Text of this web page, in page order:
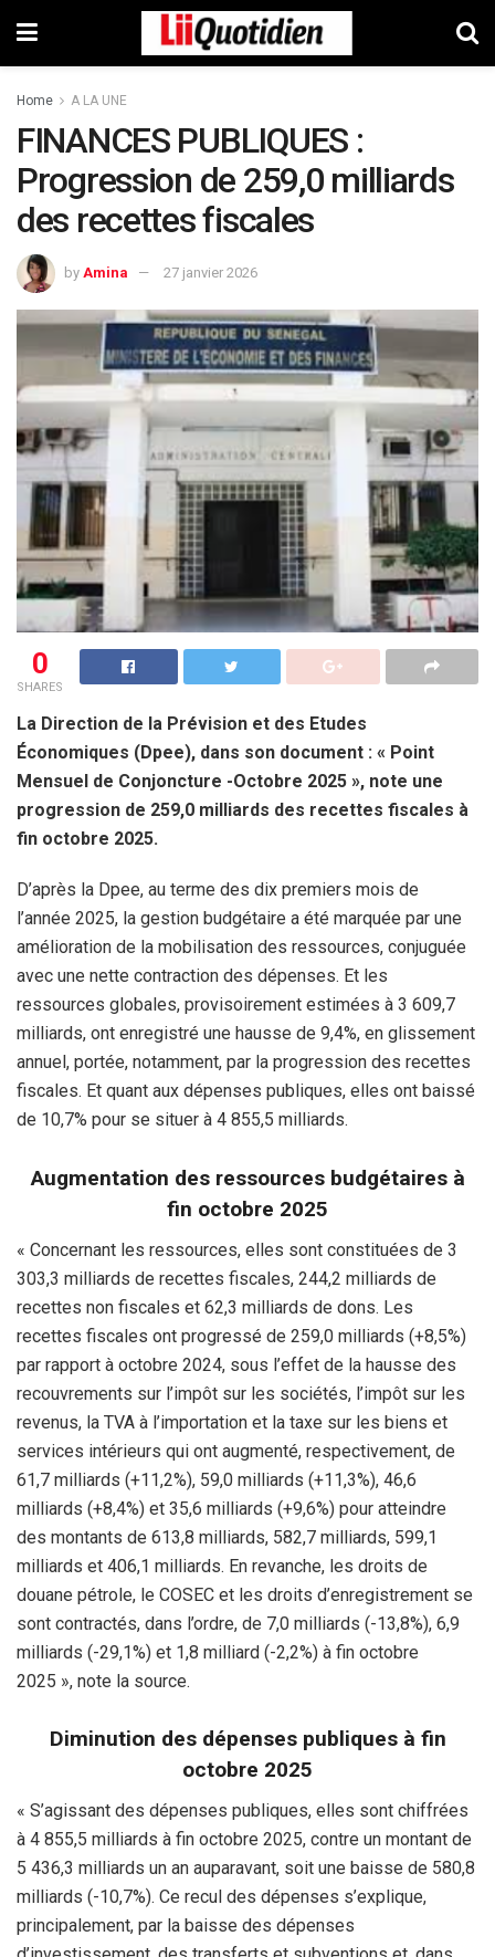
Home A LA UNE
FINANCES PUBLIQUES :
Progression de 259,0 milliards
des recettes fiscales
by Amina 27 janvier 2026
0
SHARES
La Direction de la Prévision et des Etudes
Économiques (Dpee), dans son document : « Point
Mensuel de Conjoncture -Octobre 2025 », note une
progression de 259,0 milliards des recettes fiscales à
fin octobre 2025.
D’après la Dpee, au terme des dix premiers mois de
l’année 2025, la gestion budgétaire a été marquée par une
amélioration de la mobilisation des ressources, conjuguée
avec une nette contraction des dépenses. Et les
ressources globales, provisoirement estimées à 3 609,7
milliards, ont enregistré une hausse de 9,4%, en glissement
annuel, portée, notamment, par la progression des recettes
fiscales. Et quant aux dépenses publiques, elles ont baissé
de 10,7% pour se situer à 4 855,5 milliards.
Augmentation des ressources budgétaires à
fin octobre 2025
« Concernant les ressources, elles sont constituées de 3
303,3 milliards de recettes fiscales, 244,2 milliards de
recettes non fiscales et 62,3 milliards de dons. Les
recettes fiscales ont progressé de 259,0 milliards (+8,5%)
par rapport à octobre 2024, sous l’effet de la hausse des
recouvrements sur l’impôt sur les sociétés, l’impôt sur les
revenus, la TVA à l’importation et la taxe sur les biens et
services intérieurs qui ont augmenté, respectivement, de
61,7 milliards (+11,2%), 59,0 milliards (+11,3%), 46,6
milliards (+8,4%) et 35,6 milliards (+9,6%) pour atteindre
des montants de 613,8 milliards, 582,7 milliards, 599,1
milliards et 406,1 milliards. En revanche, les droits de
douane pétrole, le COSEC et les droits d’enregistrement se
sont contractés, dans l’ordre, de 7,0 milliards (-13,8%), 6,9
milliards (-29,1%) et 1,8 milliard (-2,2%) à fin octobre
2025 », note la source.
Diminution des dépenses publiques à fin
octobre 2025
« S’agissant des dépenses publiques, elles sont chiffrées
à 4 855,5 milliards à fin octobre 2025, contre un montant de
5 436,3 milliards un an auparavant, soit une baisse de 580,8
milliards (-10,7%). Ce recul des dépenses s’explique,
principalement, par la baisse des dépenses